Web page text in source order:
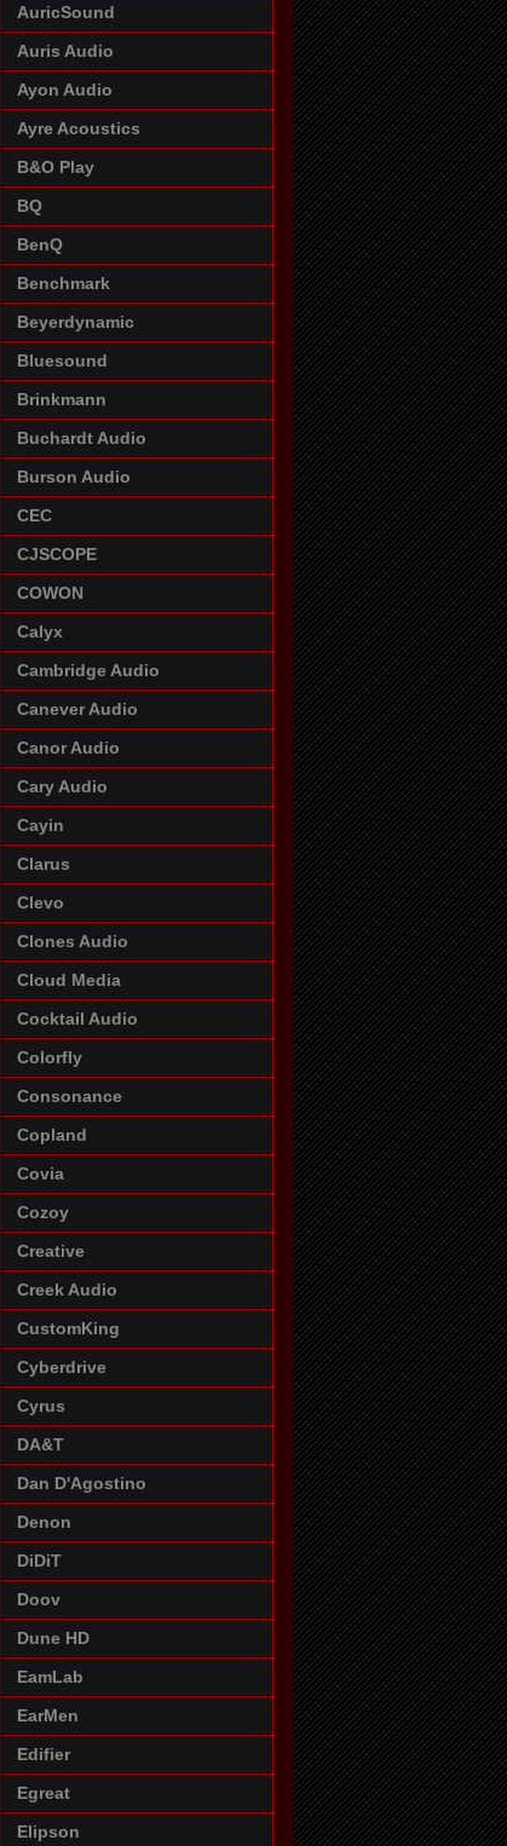
AuricSound
Auris Audio
Ayon Audio
Ayre Acoustics
B&O Play
BQ
BenQ
Benchmark
Beyerdynamic
Bluesound
Brinkmann
Buchardt Audio
Burson Audio
CEC
CJSCOPE
COWON
Calyx
Cambridge Audio
Canever Audio
Canor Audio
Cary Audio
Cayin
Clarus
Clevo
Clones Audio
Cloud Media
Cocktail Audio
Colorfly
Consonance
Copland
Covia
Cozoy
Creative
Creek Audio
CustomKing
Cyberdrive
Cyrus
DA&T
Dan D'Agostino
Denon
DiDiT
Doov
Dune HD
EamLab
EarMen
Edifier
Egreat
Elipson